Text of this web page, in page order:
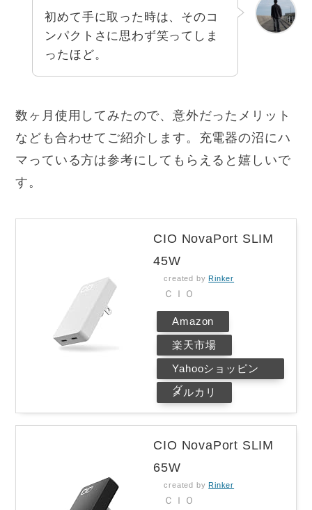
初めて手に取った時は、そのコ
ンパクトさに思わず笑ってしま
ったほど。
数ヶ月使用してみたので、意外だったメリット
なども合わせてご紹介します。充電器の沼にハ
マっている方は参考にしてもらえると嬉しいで
す。
CIO NovaPort SLIM
45W
created byRinker
ＣＩＯ
Amazon
楽天市場
Yahooショッピン
グ
メルカリ
CIO NovaPort SLIM
65W
created by Rinker
ＣＩＯ